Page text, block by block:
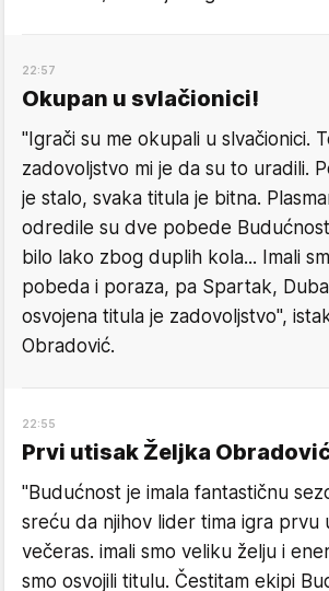
22:57
Okupan u svlačionici!
"Igrači su me okupali u slvačionici.
zadovoljstvo mi je da su to uradili.
je stalo, svaka titula je bitna.
odredile su dve pobede
bilo lako zbog duplih kola... Imali
pobeda i poraza, pa Spartak,
osvojena titula je zadovoljstvo",
Obradović.
22:55
Prvi utisak Željka
"Budućnost je imala fantastičnu
sreću da njihov lider tima igra prvu
večeras. imali smo veliku želju i
smo osvojili titulu. Čestitam ekipi